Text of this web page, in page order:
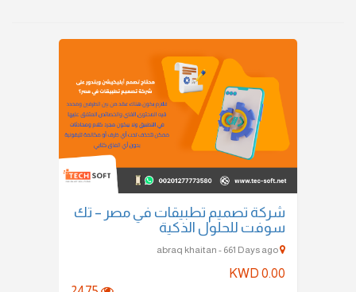
شركة تصميم تطبيقات في مصر – تك
سوفت للحلول الذكية
KWD 0.00